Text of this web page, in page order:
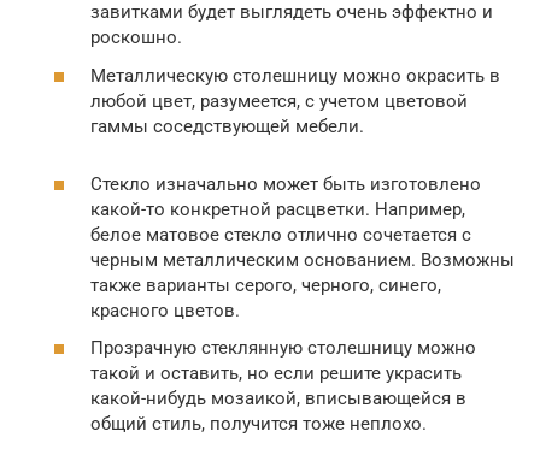
завитками будет выглядеть очень эффектно и
роскошно.
Металлическую столешницу можно окрасить в
любой цвет, разумеется, с учетом цветовой
гаммы соседствующей мебели.
Стекло изначально может быть изготовлено
какой-то конкретной расцветки. Например,
белое матовое стекло отлично сочетается с
черным металлическим основанием. Возможны
также варианты серого, черного, синего,
красного цветов.
Прозрачную стеклянную столешницу можно
такой и оставить, но если решите украсить
какой-нибудь мозаикой, вписывающейся в
общий стиль, получится тоже неплохо.